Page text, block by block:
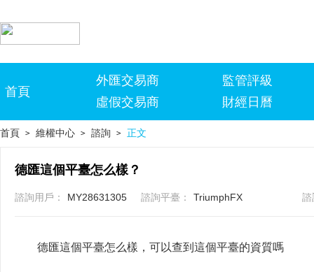
首頁
外匯交易商
虛假交易商
監管評級
財經日曆
首頁 > 維權中心 > 諮詢 > 正文
德匯這個平臺怎么樣？
諮詢用戶： MY28631305 諮詢平臺： TriumphFX 諮
德匯這個平臺怎么樣，可以查到這個平臺的資質嗎